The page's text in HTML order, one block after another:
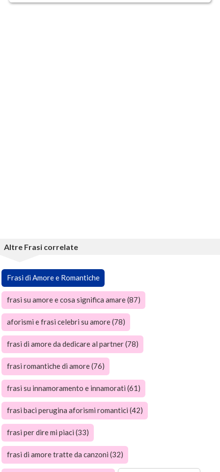
Altre Frasi correlate
Frasi di Amore e Romantiche
frasi su amore e cosa significa amare (87)
aforismi e frasi celebri su amore (78)
frasi di amore da dedicare al partner (78)
frasi romantiche di amore (76)
frasi su innamoramento e innamorati (61)
frasi baci perugina aforismi romantici (42)
frasi per dire mi piaci (33)
frasi di amore tratte da canzoni (32)